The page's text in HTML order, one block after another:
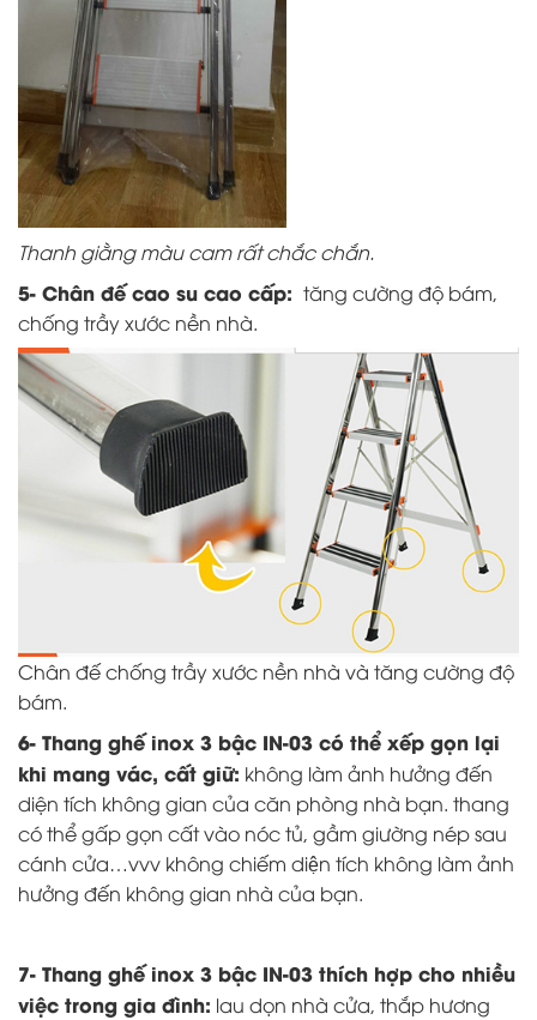
Thanh giằng màu cam rất chắc chắn.
5- Chân đế cao su cao cấp: tăng cường độ bám,
chống trầy xước nền nhà.
Chân đế chống trầy xước nền nhà và tăng cường độ
bám.
6- Thang ghế inox 3 bậc IN-03 có thể xếp gọn lại
khi mang vác, cất giữ: không làm ảnh hưởng đến
diện tích không gian của căn phòng nhà bạn. thang
có thể gấp gọn cất vào nóc tủ, gầm giường nép sau
cánh cửa…vvv không chiếm diện tích không làm ảnh
hưởng đến không gian nhà của bạn.
7- Thang ghế inox 3 bậc IN-03 thích hợp cho nhiều
việc trong gia đình: lau dọn nhà cửa, thắp hương